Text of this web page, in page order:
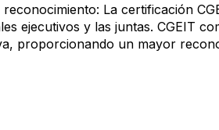
La certificación
ejecutivos y las juntas. CGEIT
proporcionando un mayor